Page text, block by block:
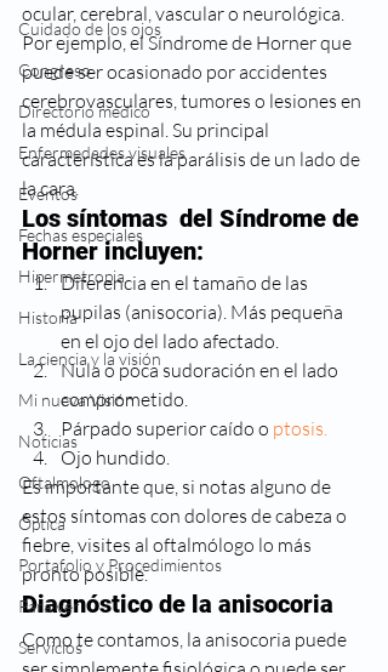
Cuidado de los ojos
Congreso
Directorio médico
Enfermedades visuales
Eventos
Fechas especiales
Hipermetropia
Historia
La ciencia y la visión
Mi nueva Visión
Noticias
Oftalmologo
Óptica
Portafolio y Procedimientos
Para ver
Servicios
ocular, cerebral, vascular o neurológica.
Por ejemplo, el Síndrome de Horner que
puede ser ocasionado por accidentes
cerebrovasculares, tumores o lesiones en
la médula espinal. Su principal
característica es la parálisis de un lado de
la cara.
Los síntomas  del Síndrome de
Horner incluyen:
Diferencia en el tamaño de las
pupilas (anisocoria). Más pequeña
en el ojo del lado afectado.
Nula o poca sudoración en el lado
comprometido.
Párpado superior caído o ptosis.
Ojo hundido.
Es importante que, si notas alguno de
estos síntomas con dolores de cabeza o
fiebre, visites al oftalmólogo lo más
pronto posible.
Diagnóstico de la anisocoria
Como te contamos, la anisocoria puede